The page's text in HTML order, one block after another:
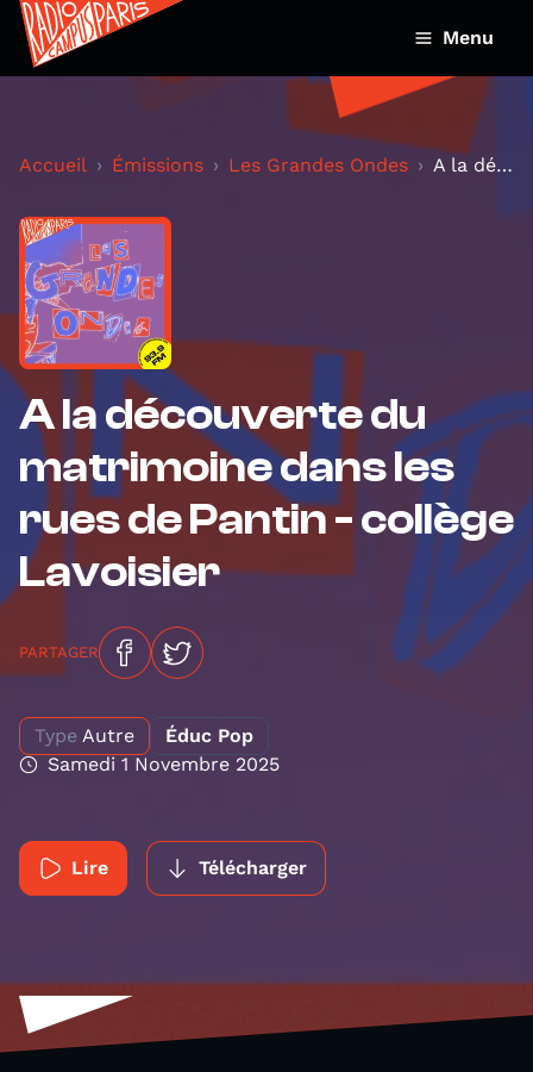
Menu
Accueil Émissions Les Grandes Ondes A la découverte du matrimoine dans les rues de Pan...
A la découverte du
matrimoine dans les
rues de Pantin - collège
Lavoisier
PARTAGER
Type Autre
Éduc Pop
Samedi 1 Novembre 2025
Lire Télécharger